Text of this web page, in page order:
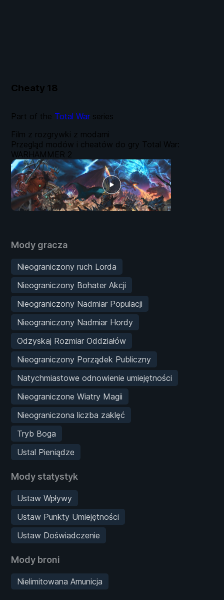
Cheaty 18
Mody gracza
Nieograniczony ruch Lorda
Nieograniczony Bohater Akcji
Nieograniczony Nadmiar Populacji
Nieograniczony Nadmiar Hordy
Odzyskaj Rozmiar Oddziałów
Nieograniczony Porządek Publiczny
Natychmiastowe odnowienie umiejętności
Nieograniczone Wiatry Magii
Nieograniczona liczba zaklęć
Tryb Boga
Ustal Pieniądze
Mody statystyk
Ustaw Wpływy
Ustaw Punkty Umiejętności
Ustaw Doświadczenie
Mody broni
Nielimitowana Amunicja
Film z rozgrywki z modami
Przegląd modów i cheatów do gry Total War:
WARHAMMER 2
Part of the Total War series